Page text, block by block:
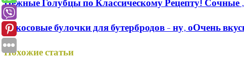
Нежные Голубцы по Классическому Рецепту! Сочные
Кокосовые булочки для бутербродов - ну, оОчень
Похожие статьи